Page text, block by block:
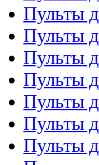
Пульты
Пульты
Пульты
Пульты
Пульты
Пульты
Пульты